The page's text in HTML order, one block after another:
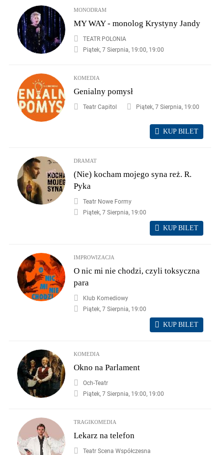
MONODRAM
MY WAY - monolog Krystyny Jandy
TEATR POLONIA
Piątek, 7 Sierpnia, 19:00, 19:00
KOMEDIA
Genialny pomysł
Teatr Capitol Piątek, 7 Sierpnia, 19:00
KUP BILET
DRAMAT
(Nie) kocham mojego syna reż. R.
Pyka
Teatr Nowe Formy
Piątek, 7 Sierpnia, 19:00
KUP BILET
IMPROWIZACJA
O nic mi nie chodzi, czyli toksyczna
para
Klub Komediowy
Piątek, 7 Sierpnia, 19:00
KUP BILET
KOMEDIA
Okno na Parlament
Och-Teatr
Piątek, 7 Sierpnia, 19:00, 19:00
TRAGIKOMEDIA
Lekarz na telefon
Teatr Scena Współczesna